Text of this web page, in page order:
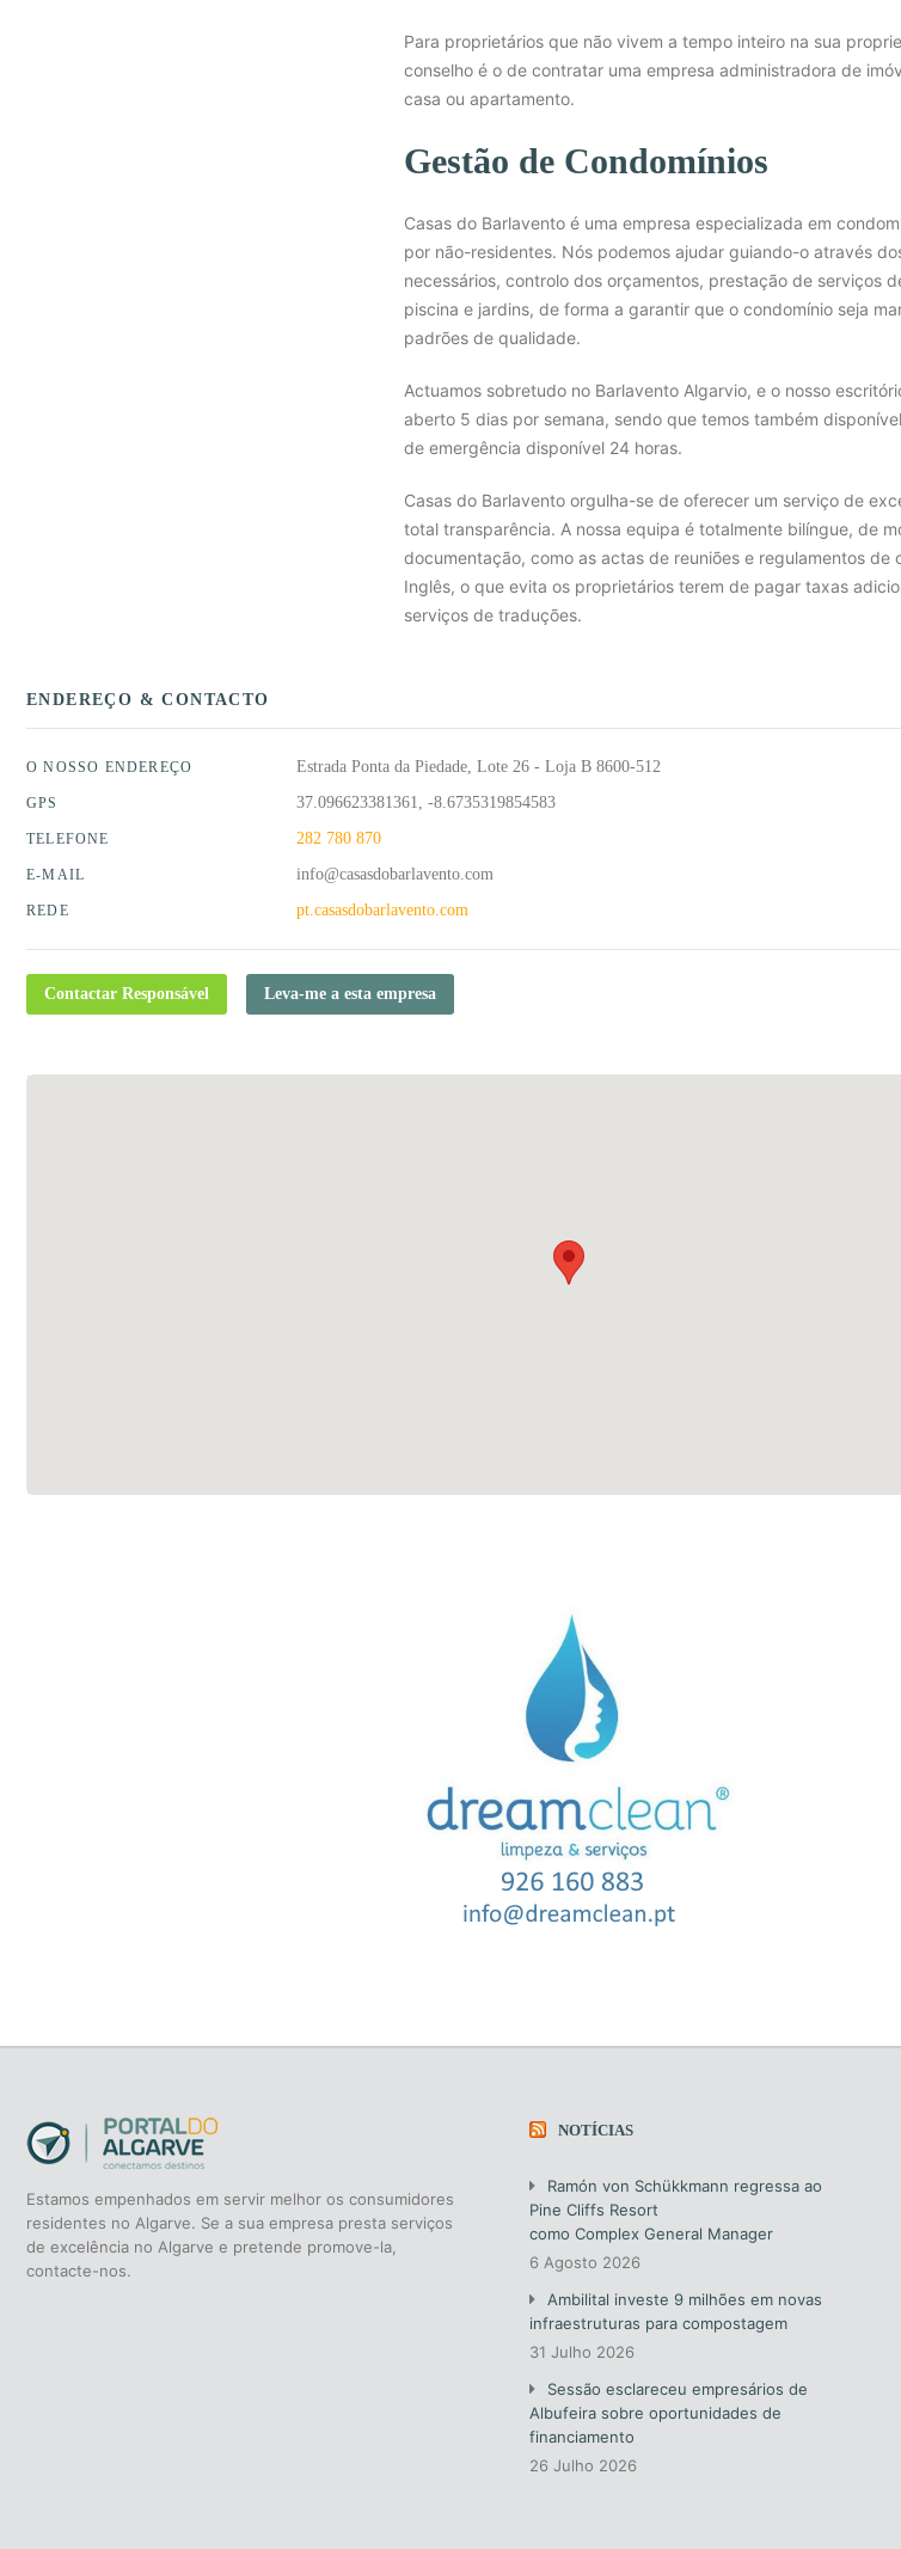
Para proprietários que não vivem a tempo inteiro na sua
conselho é o de contratar uma empresa administradora de
casa ou apartamento.
Gestão de Condomínios
Casas do Barlavento é uma empresa especializada em
por não-residentes. Nós podemos ajudar guiando-o através
necessários, controlo dos orçamentos, prestação de serviços
piscina e jardins, de forma a garantir que o condomínio seja
padrões de qualidade.
Actuamos sobretudo no Barlavento Algarvio, e o nosso
aberto 5 dias por semana, sendo que temos também
de emergência disponível 24 horas.
Casas do Barlavento orgulha-se de oferecer um serviço de
total transparência. A nossa equipa é totalmente bilíngue, de
documentação, como as actas de reuniões e regulamentos de
Inglês, o que evita os proprietários terem de pagar taxas
serviços de traduções.
ENDEREÇO & CONTACTO
O NOSSO ENDEREÇO Estrada Ponta da Piedade, Lote 26 - Loja B 8600-512
GPS 37.096623381361, -8.6735319854583
TELEFONE 282 780 870
E-MAIL info@casasdobarlavento.com
REDE pt.casasdobarlavento.com
Contactar Responsável Leva-me a esta empresa
Estamos empenhados em servir melhor os consumidores
residentes no Algarve. Se a sua empresa presta serviços
de excelência no Algarve e pretende promove-la,
contacte-nos.
NOTÍCIAS
Ramón von Schükkmann regressa ao
Pine Cliffs Resort
como Complex General Manager
6 Agosto 2026
Ambilital investe 9 milhões em novas
infraestruturas para compostagem
31 Julho 2026
Sessão esclareceu empresários de
Albufeira sobre oportunidades de
financiamento
26 Julho 2026